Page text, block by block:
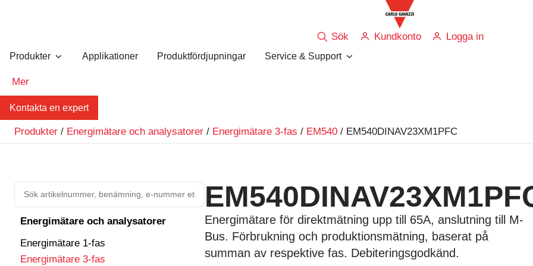
Sök Kundkonto Logga in
Produkter Applikationer Produktfördjupningar Service & Support
Mer
Kontakta en expert
Produkter / Energimätare och analysatorer / Energimätare 3-fas / EM540 / EM540DINAV23XM1PFC
Energimätare och analysatorer
Energimätare 1-fas
Energimätare 3-fas
Energimätare för direktmätning upp till 65A, anslutning till M-
Bus. Förbrukning och produktionsmätning, baserat på
summan av respektive fas. Debiteringsgodkänd.